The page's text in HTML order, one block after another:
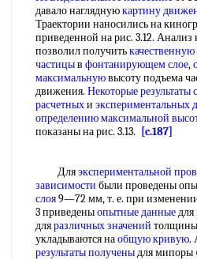
давало нагляднуюкартину
Траектории наносились на
приведенной на рис. 3.12.
позволил получить
частицыв фонтанирующем слое,
максимальнуювысоту подъема
движения. Некоторые результаты
расчетныхи экспериментальных
определению максимальной
показаны на рис. 3.13.
[c.187]
Дляэкспериментальной
зависимости были проведены
слоя9—72 мм, т. е. при
3 приведеныопытные данныедля
дляразличных значений
укладываются наобщую кривую.
результаты полученыдля мипоры